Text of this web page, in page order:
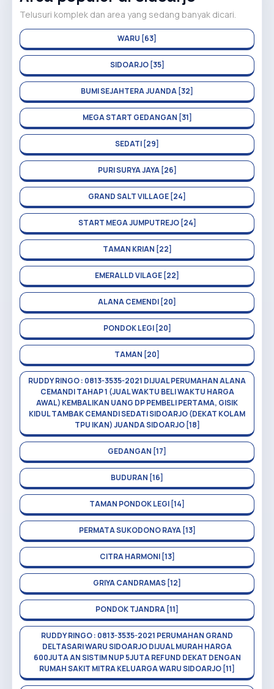
Telusuri komplek dan area yang sedang banyak dicari.
WARU [63]
SIDOARJO [35]
BUMI SEJAHTERA JUANDA [32]
MEGA START GEDANGAN [31]
SEDATI [29]
PURI SURYA JAYA [26]
GRAND SALT VILLAGE [24]
START MEGA JUMPUTREJO [24]
TAMAN KRIAN [22]
EMERALLD VILAGE [22]
ALANA CEMENDI [20]
PONDOK LEGI [20]
TAMAN [20]
RUDDY RINGO : 0813-3535-2021 DIJUAL PERUMAHAN ALANA
CEMANDI TAHAP 1 (JUAL WAKTU BELI WAKTU HARGA
AWAL) KEMBALIKAN UANG DP PEMBELI PERTAMA, GISIK
KIDUL TAMBAK CEMANDI SEDATI SIDOARJO (DEKAT KOLAM
TPU IKAN) JUANDA SIDOARJO [18]
GEDANGAN [17]
BUDURAN [16]
TAMAN PONDOK LEGI [14]
PERMATA SUKODONO RAYA [13]
CITRA HARMONI [13]
GRIYA CANDRAMAS [12]
PONDOK TJANDRA [11]
RUDDY RINGO : 0813-3535-2021 PERUMAHAN GRAND
DELTASARI WARU SIDOARJO DIJUAL MURAH HARGA
600JUTA AN SISTIM NUP 5JUTA REFUND DEKAT DENGAN
RUMAH SAKIT MITRA KELUARGA WARU SIDOARJO [11]